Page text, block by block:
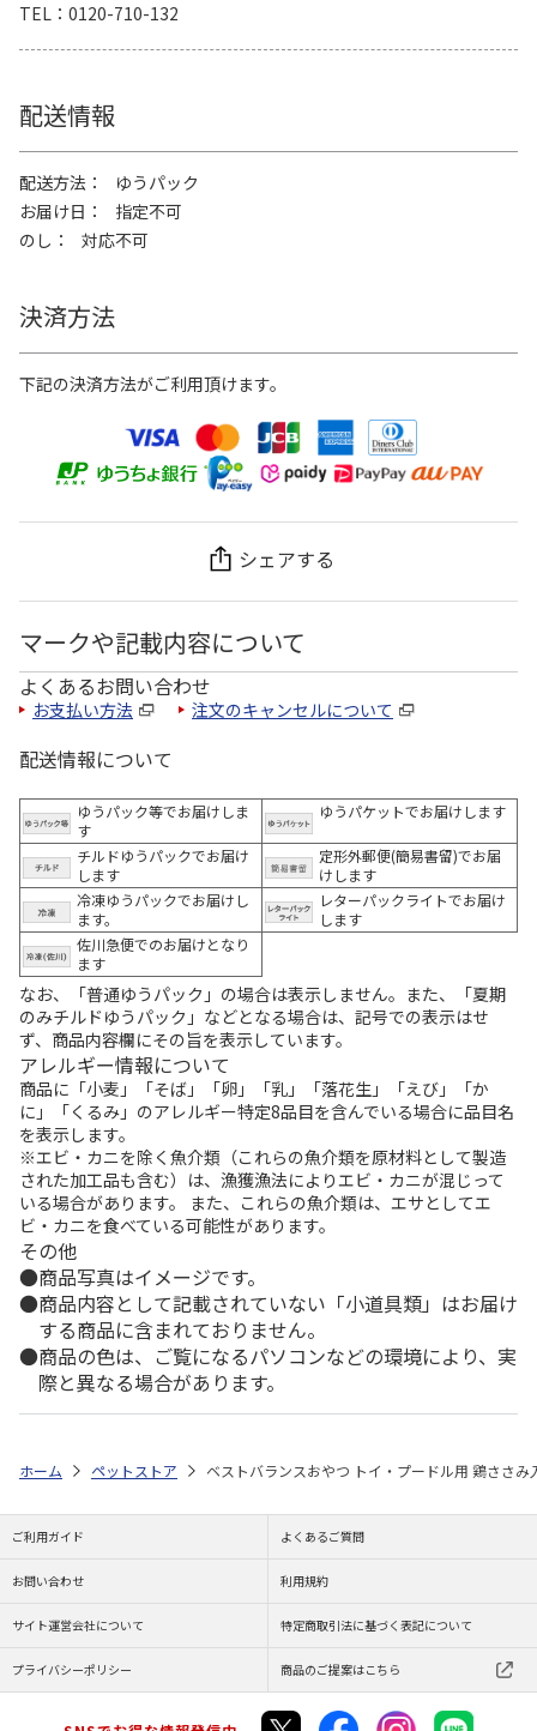
TEL
0120-710-132
配送情報
配送方法
ゆうパック
お届け日
指定不可
のし
対応不可
決済方法
下記の決済方法がご利用頂けます。
シェアする
マークや記載内容について
よくあるお問い合わせ
お支払い方法 注文のキャンセルについて
配送情報について
ゆうパック等でお届けしま
す
ゆうパケットでお届けします
チルドゆうパックでお届け
します
定形外郵便(簡易書留)でお届
けします
冷凍ゆうパックでお届けし
ます。
レターパックライトでお届け
します
佐川急便でのお届けとなり
ます
なお、「普通ゆうパック」の場合は表示しません。また、「夏期
のみチルドゆうパック」などとなる場合は、記号での表示はせ
ず、商品内容欄にその旨を表示しています。
アレルギー情報について
商品に「小麦」「そば」「卵」「乳」「落花生」「えび」「か
に」「くるみ」のアレルギー特定8品目を含んでいる場合に品目名
を表示します。
※エビ・カニを除く魚介類（これらの魚介類を原材料として製造
された加工品も含む）は、漁獲漁法によりエビ・カニが混じって
いる場合があります。 また、これらの魚介類は、エサとしてエ
ビ・カニを食べている可能性があります。
その他
商品写真はイメージです。
商品内容として記載されていない「小道具類」はお届け
する商品に含まれておりません。
商品の色は、ご覧になるパソコンなどの環境により、実
際と異なる場合があります。
ホーム ペットストア ベストバランスおやつ トイ・プードル用 鶏ささ
ご利用ガイド よくあるご質問
お問い合わせ 利用規約
サイト運営会社について 特定商取引法に基づく表記について
プライバシーポリシー 商品のご提案はこちら